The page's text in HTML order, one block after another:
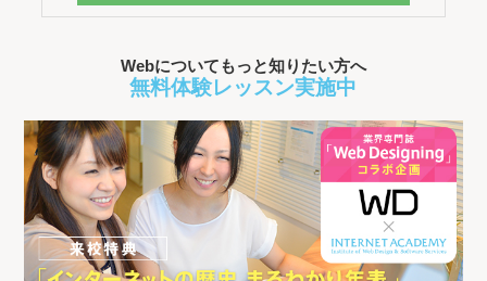
Webについてもっと知りたい方へ
無料体験レッスン実施中